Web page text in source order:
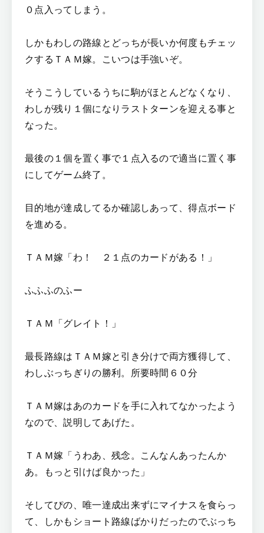
０点入ってしまう。
しかもわしの路線とどっちが長いか何度もチェッ
クするＴＡＭ嫁。こいつは手強いぞ。
そうこうしているうちに駒がほとんどなくなり、
わしが残り１個になりラストターンを迎える事と
なった。
最後の１個を置く事で１点入るので適当に置く事
にしてゲーム終了。
目的地が達成してるか確認しあって、得点ボード
を進める。
ＴＡＭ嫁「わ！ ２１点のカードがある！」
ふふふのふー
ＴＡＭ「グレイト！」
最長路線はＴＡＭ嫁と引き分けで両方獲得して、
わしぶっちぎりの勝利。所要時間６０分
ＴＡＭ嫁はあのカードを手に入れてなかったよう
なので、説明してあげた。
ＴＡＭ嫁「うわあ、残念。こんなんあったんか
あ。もっと引けば良かった」
そしてぴの、唯一達成出来ずにマイナスを食らっ
て、しかもショート路線ばかりだったのでぶっち